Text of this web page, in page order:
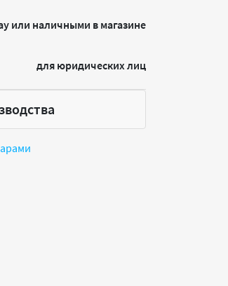
или наличными в магазине
для юридических лиц